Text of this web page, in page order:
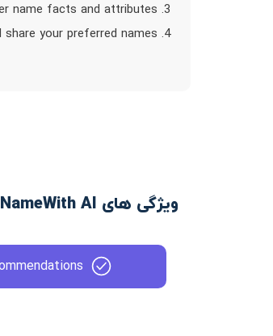
3. Discover name facts and attributes
4. Save and share your preferred names
ویژگی های NameWith AI